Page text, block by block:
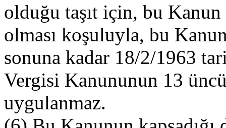
olduğu taşıt için, bu
olması koşuluyla, bu
sonuna kadar 18/2/1963
Vergisi Kanununun 13
uygulanmaz.